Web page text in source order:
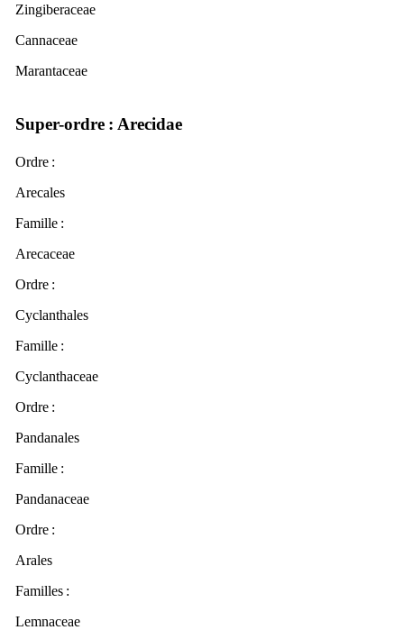
Zingiberaceae
Cannaceae
Marantaceae
Super-ordre : Arecidae
Ordre :
Arecales
Famille :
Arecaceae
Ordre :
Cyclanthales
Famille :
Cyclanthaceae
Ordre :
Pandanales
Famille :
Pandanaceae
Ordre :
Arales
Familles :
Lemnaceae